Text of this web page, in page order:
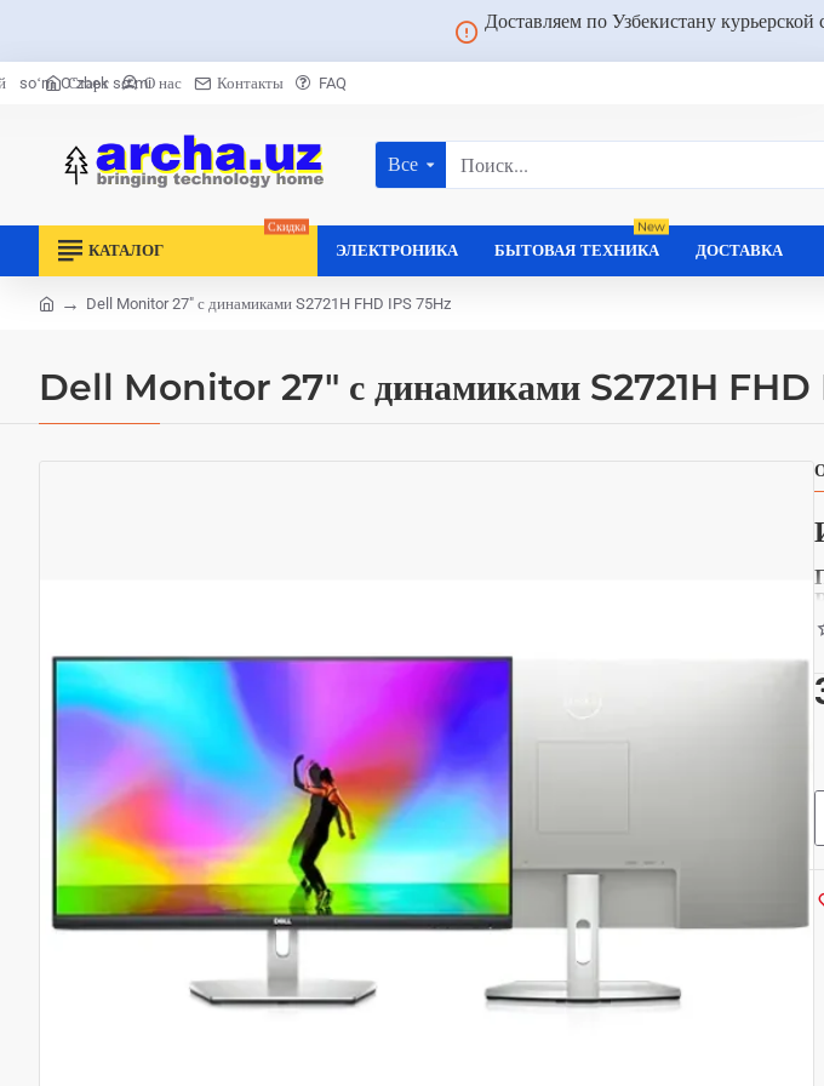
Доставляем по Узбекистану
Старт О нас Контакты FAQ
soʻm Oʻzbek soʻmi
Все
Поиск...
КАТАЛОГ
Скидка
ЭЛЕКТРОНИКА БЫТОВАЯ ТЕХНИКА
New
ДОСТАВКА
Dell Monitor 27" с динамиками S2721H FHD
Dell Monitor 27" с динамиками S2721H FHD IPS 75Hz